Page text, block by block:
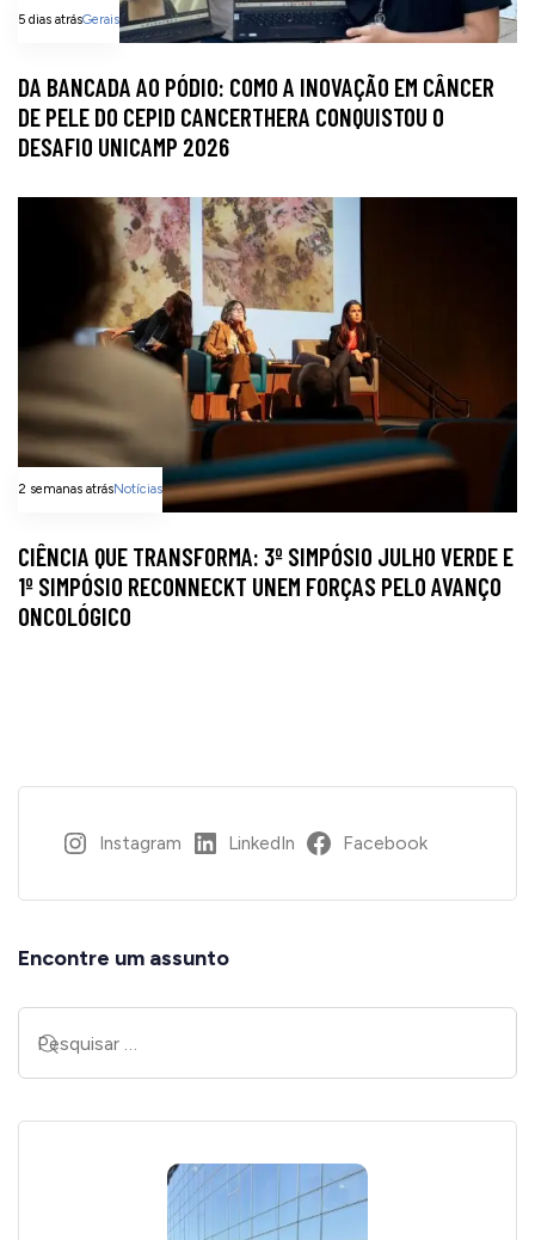
5 dias atrásGerais
DA BANCADA AO PÓDIO: COMO A INOVAÇÃO EM CÂNCER
DE PELE DO CEPID CANCERTHERA CONQUISTOU O
DESAFIO UNICAMP 2026
2 semanas atrásNotícias
CIÊNCIA QUE TRANSFORMA: 3º SIMPÓSIO JULHO VERDE E
1º SIMPÓSIO RECONNECKT UNEM FORÇAS PELO AVANÇO
ONCOLÓGICO
Instagram LinkedIn Facebook
Encontre um assunto